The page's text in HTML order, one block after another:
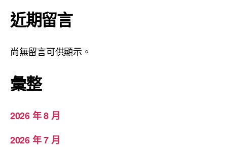
近期留言
尚無留言可供顯示。
彙整
2026 年 8 月
2026 年 7 月